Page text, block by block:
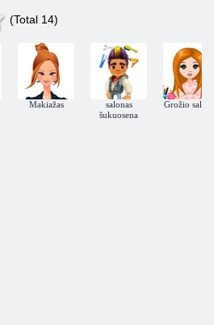
(Total 14)
Makiažas
salonas
šukuosena
Grožio